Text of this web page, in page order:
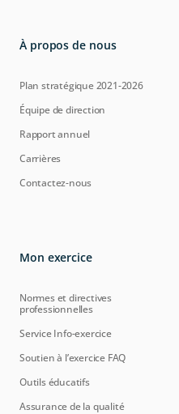
À propos de nous
Plan stratégique 2021-2026
Équipe de direction
Rapport annuel
Carrières
Contactez-nous
Mon exercice
Normes et directives
professionnelles
Service Info-exercice
Soutien à l’exercice FAQ
Outils éducatifs
Assurance de la qualité